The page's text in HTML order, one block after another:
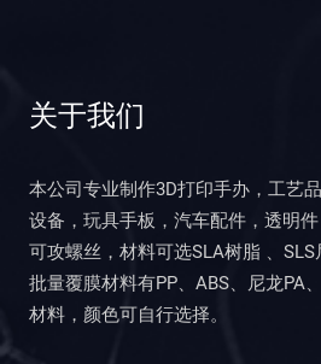
关于我们
本公司专业制作3D打印手办，工艺
设备，玩具手板，汽车配件，透明
可攻螺丝，材料可选SLA树脂 、
批量覆膜材料有PP、ABS、尼龙PA
材料，颜色可自行选择。